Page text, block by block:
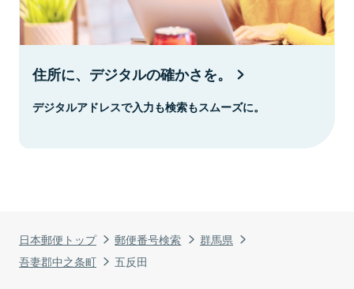
日本郵便トップ 郵便番号検索
群馬県
吾妻郡中之条町
五反田
住所に、デジタルの確かさを。
デジタルアドレスで入力も検索もスムーズに。